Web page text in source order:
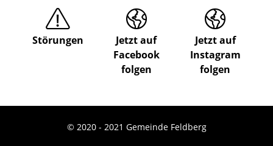
Störungen
Jetzt auf
Facebook
folgen
Jetzt auf
Instagram
folgen
© 2020 - 2021 Gemeinde Feldberg